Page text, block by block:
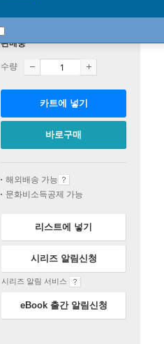
판매중
수량
카트에 넣기
바로구매
해외배송 가능
문화비소득공제 가능
리스트에 넣기
시리즈 알림신청
시리즈 알림 서비스
eBook 출간 알림신청